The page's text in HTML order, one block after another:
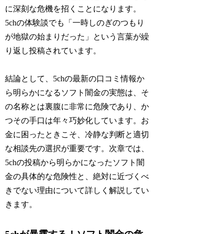
に深刻な危機を招くことになります。
5chの体験談でも「一時しのぎのつもり
が地獄の始まりだった」という言葉が繰
り返し投稿されています。
結論として、5chの最新の口コミ情報か
ら明らかになるソフト闇金の実態は、そ
の名称とは裏腹に非常に危険であり、か
つその手口は年々巧妙化しています。お
金に困ったときこそ、冷静な判断と適切
な相談先の選択が重要です。次章では、
5chの投稿から明らかになったソフト闇
金の具体的な危険性と、絶対に近づくべ
きでない理由について詳しく解説してい
きます。